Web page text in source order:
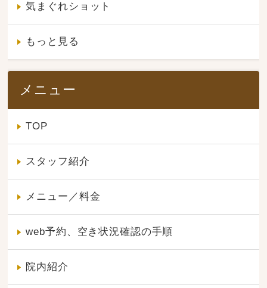
気まぐれショット
もっと見る
メニュー
TOP
スタッフ紹介
メニュー／料金
web予約、空き状況確認の手順
院内紹介